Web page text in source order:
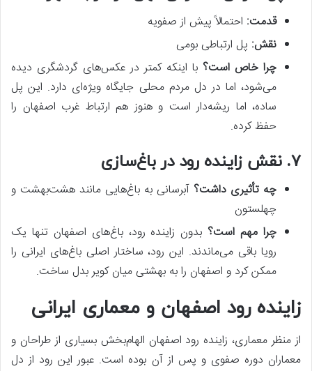
قدمت: احتمالاً پیش از صفویه
نقش: پل ارتباطی بومی
چرا خاص است؟ با اینکه کمتر در عکس‌های گردشگری دیده
می‌شود، اما در دل مردم محلی جایگاه ویژه‌ای دارد. این پل
ساده، اما ریشه‌دار است و هنوز هم ارتباط غرب اصفهان را
حفظ کرده.
۷. نقش زاینده رود در باغ‌سازی
چه تأثیری داشت؟ آبرسانی به باغ‌هایی مانند هشت‌بهشت و
چهلستون
چرا مهم است؟ بدون زاینده رود، باغ‌های اصفهان تنها یک
رویا باقی می‌ماندند. این رود، ساختار اصلی باغ‌های ایرانی را
ممکن کرد و اصفهان را به بهشتی میان کویر بدل ساخت.
زاینده رود اصفهان و معماری ایرانی
از منظر معماری، زاینده رود اصفهان الهام‌بخش بسیاری از طراحان و
معماران دوره صفوی و پس از آن بوده است. عبور این رود از دل